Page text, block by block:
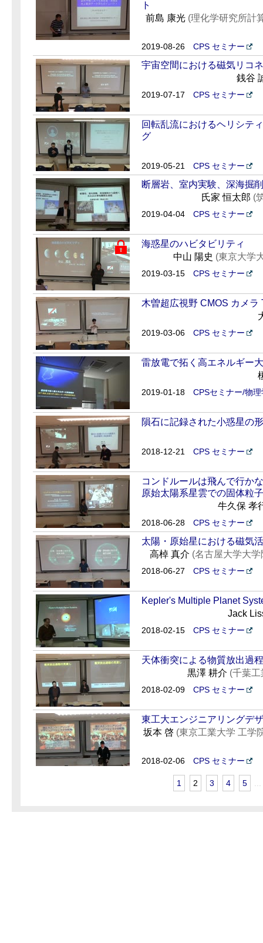
ト
前島 康光 (理化学研究所計
2019-08-26 CPS セミナー
宇宙空間における磁気リコ
銭谷
2019-07-17 CPS セミナー
回転乱流におけるヘリシテ
グ
2019-05-21 CPS セミナー
断層岩、室内実験、深海掘
氏家 恒太郎 (
2019-04-04 CPS セミナー
海惑星のハビタビリティ
中山 陽史 (東京大学
2019-03-15 CPS セミナー
木曽超広視野 CMOS カメ
2019-03-06 CPS セミナー
雷放電で拓く高エネルギー
2019-01-18 CPSセミナー/物
隕石に記録された小惑星の
2018-12-21 CPS セミナー
コンドルールは飛んで行か
原始太陽系星雲での固体粒
牛久保 孝
2018-06-28 CPS セミナー
太陽・原始星における磁気
高棹 真介 (名古屋大学大
2018-06-27 CPS セミナー
Kepler's Multiple Planet
Jack
2018-02-15 CPS セミナー
天体衝突による物質放出過
黒澤 耕介 (千葉
2018-02-09 CPS セミナー
東工大エンジニアリングデ
坂本 啓 (東京工業大学 工学
2018-02-06 CPS セミナー
1 2 3 4 5